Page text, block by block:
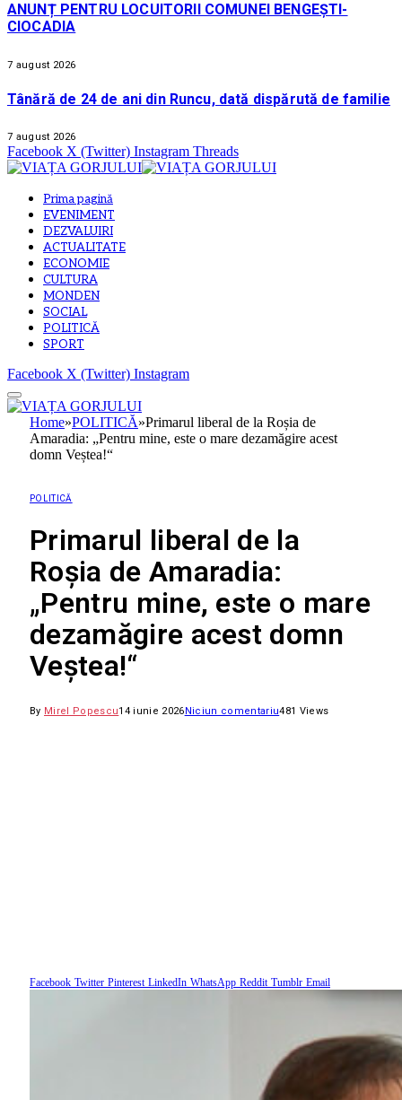
ANUNȚ PENTRU LOCUITORII COMUNEI BENGEȘTI-
CIOCADIA
7 august 2026
Tânără de 24 de ani din Runcu, dată dispărută de familie
7 august 2026
Facebook X (Twitter) Instagram Threads
Prima pagină
EVENIMENT
DEZVALUIRI
ACTUALITATE
ECONOMIE
CULTURA
MONDEN
SOCIAL
POLITICĂ
SPORT
Facebook X (Twitter) Instagram
Home»POLITICĂ»Primarul liberal de la Roșia de
Amaradia: „Pentru mine, este o mare dezamăgire acest
domn Veștea!“
POLITICĂ
Primarul liberal de la
Roșia de Amaradia:
„Pentru mine, este o mare
dezamăgire acest domn
Veștea!“
By Mirel Popescu14 iunie 2026Niciun comentariu481 Views
Facebook Twitter Pinterest LinkedIn WhatsApp Reddit Tumblr Email